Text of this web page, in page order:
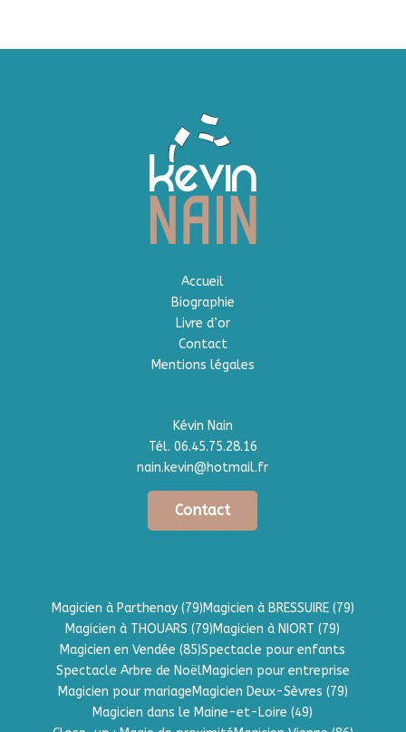
Accueil
Biographie
Livre d’or
Contact
Mentions légales
Kévin Nain
Tél. 06.45.75.28.16
nain.kevin@hotmail.fr
Contact
Magicien à Parthenay (79)Magicien à BRESSUIRE (79)
Magicien à THOUARS (79)Magicien à NIORT (79)
Magicien en Vendée (85)Spectacle pour enfants
Spectacle Arbre de NoëlMagicien pour entreprise
Magicien pour mariageMagicien Deux-Sèvres (79)
Magicien dans le Maine-et-Loire (49)